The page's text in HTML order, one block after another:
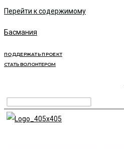
Перейти к содержимому
Басмания
ПОДДЕРЖАТЬ ПРОЕКТ
СТАТЬ ВОЛОНТЕРОМ